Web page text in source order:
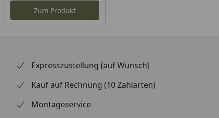
Zum Produkt
Expresszustellung (auf Wunsch)
Kauf auf Rechnung (10 Zahlarten)
Montageservice